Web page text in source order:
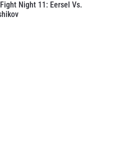
Night 11: Eersel Vs.